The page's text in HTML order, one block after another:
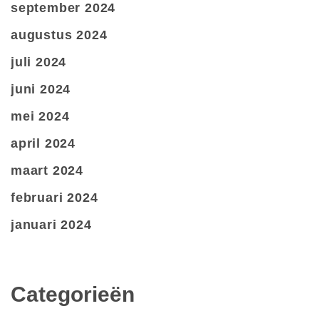
september 2024
augustus 2024
juli 2024
juni 2024
mei 2024
april 2024
maart 2024
februari 2024
januari 2024
Categorieën